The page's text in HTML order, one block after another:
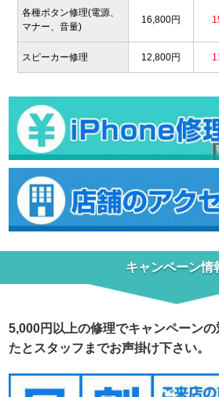
各種ボタン修理(電源、
マナー、音量)
16,800円
スピーカー修理 12,800円
キャンペーン情
5,000円以上の修理でキャンペーン
たとスタッフまでお声掛け下さい。